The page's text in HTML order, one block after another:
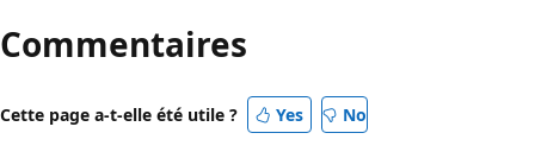
Commentaires
Cette page a-t-elle été utile ? Yes No